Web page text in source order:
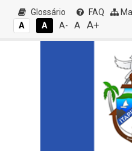
Glossário FAQ
A
A A- A A+